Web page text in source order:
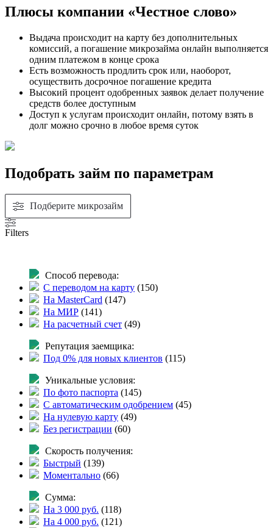
Плюсы компании «Честное слово»
Выдача происходит на карту без дополнительных
комиссий, а погашение микрозайма онлайн выполняется
одним платежом в конце срока
Есть возможность продлить срок или, наоборот,
осуществить досрочное погашение кредита
Высокий процент одобренных заявок делает получение
средств более доступным
Доступ к услугам происходит онлайн, потому взять в
долг можно срочно в любое время суток
Подобрать займ по параметрам
Подберите микрозайм
Filters
Способ перевода:
С переводом на карту (150)
На MasterCard (147)
На МИР (141)
На расчетный счет (49)
Репутация заемщика:
Под 0% для новых клиентов (115)
Уникальные условия:
По фото паспорта (145)
С автоматическим одобрением (45)
На нулевую карту (49)
Без регистрации (60)
Скорость получения:
Быстрый (139)
Моментально (66)
Сумма:
На 3 000 руб. (118)
На 4 000 руб. (121)